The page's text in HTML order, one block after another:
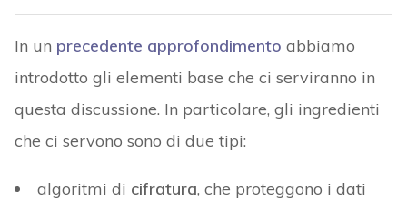
In un precedente approfondimento abbiamo
introdotto gli elementi base che ci serviranno in
questa discussione. In particolare, gli ingredienti
che ci servono sono di due tipi:
algoritmi di cifratura, che proteggono i dati